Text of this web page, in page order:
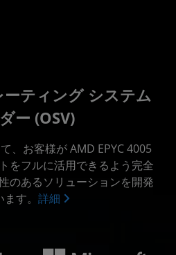
ティング システム
ー (OSV)
、お客様が AMD EPYC 4005
をフルに活用できるよう完全
のあるソリューションを開発
す。 詳細